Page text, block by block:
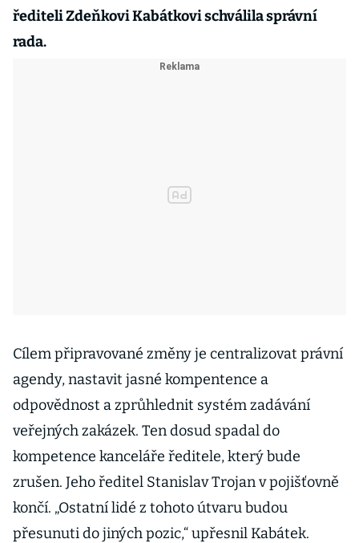
řediteli Zdeňkovi Kabátkovi schválila správní
rada.
Cílem připravované změny je centralizovat právní
agendy, nastavit jasné kompentence a
odpovědnost a zprůhlednit systém zadávání
veřejných zakázek. Ten dosud spadal do
kompetence kanceláře ředitele, který bude
zrušen. Jeho ředitel Stanislav Trojan v pojišťovně
končí. „Ostatní lidé z tohoto útvaru budou
přesunuti do jiných pozic,“ upřesnil Kabátek.